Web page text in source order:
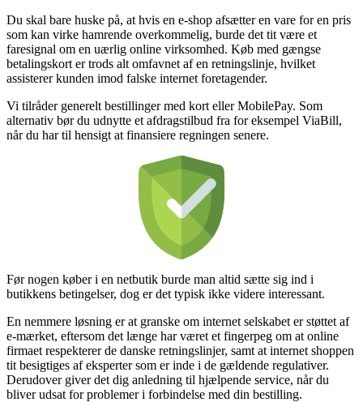
Du skal bare huske på, at hvis en e-shop afsætter en vare for en pris
som kan virke hamrende overkommelig, burde det tit være et
faresignal om en uærlig online virksomhed. Køb med gængse
betalingskort er trods alt omfavnet af en retningslinje, hvilket
assisterer kunden imod falske internet foretagender.
Vi tilråder generelt bestillinger med kort eller MobilePay. Som
alternativ bør du udnytte et afdragstilbud fra for eksempel ViaBill,
når du har til hensigt at finansiere regningen senere.
Før nogen køber i en netbutik burde man altid sætte sig ind i
butikkens betingelser, dog er det typisk ikke videre interessant.
En nemmere løsning er at granske om internet selskabet er støttet af
e-mærket, eftersom det længe har været et fingerpeg om at online
firmaet respekterer de danske retningslinjer, samt at internet shoppen
tit besigtiges af eksperter som er inde i de gældende regulativer.
Derudover giver det dig anledning til hjælpende service, når du
bliver udsat for problemer i forbindelse med din bestilling.